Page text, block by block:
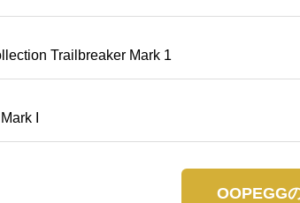
Trailbreaker Mark 1
I
OOPEGG